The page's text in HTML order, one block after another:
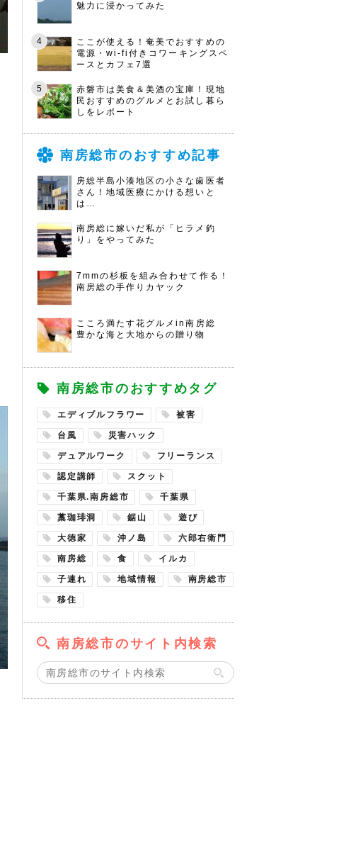
魅力に浸かってみた
ここが使える！奄美でおすすめの
電源・wi-fi付きコワーキングスペ
ースとカフェ7選
赤磐市は美食＆美酒の宝庫！現地
民おすすめのグルメとお試し暮ら
しをレポート
南房総市のおすすめ記事
房総半島小湊地区の小さな歯医者
さん！地域医療にかける想いと
は…
南房総に嫁いだ私が「ヒラメ釣
り」をやってみた
7mmの杉板を組み合わせて作る！
南房総の手作りカヤック
こころ満たす花グルメin南房総
豊かな海と大地からの贈り物
南房総市のおすすめタグ
エディブルフラワー 被害
台風 災害ハック
デュアルワーク フリーランス
認定講師 スクット
千葉県.南房総市 千葉県
藁珈琲洞 鋸山 遊び
大徳家 沖ノ島 六郎右衛門
南房総 食 イルカ
子連れ 地域情報 南房総市
移住
南房総市のサイト内検索